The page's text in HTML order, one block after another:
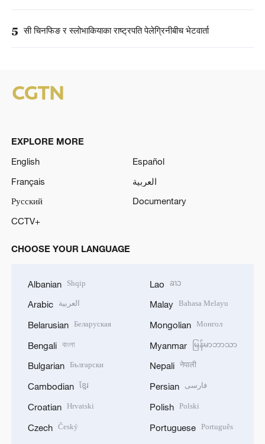
5 सी चिनफिङ र स्लोभाकियाका राष्ट्रपति पेलेग्रिनीबीच भेटवार्ता
EXPLORE MORE
English
Español
Français
العربية
Русский
Documentary
CCTV+
CHOOSE YOUR LANGUAGE
Albanian Shqip
Arabic العربية
Belarusian Беларуская
Bengali বাংলা
Bulgarian Български
Cambodian ខ្មែរ
Croatian Hrvatski
Czech Český
Lao ລາວ
Malay Bahasa Melayu
Mongolian Монгол
Myanmar မြန်မာဘာသာ
Nepali नेपाली
Persian فارسی
Polish Polski
Portuguese Português